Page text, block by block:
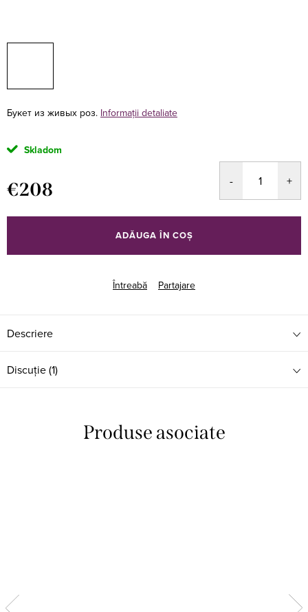
Букет из живых роз. Informaţii detaliate
Skladom
€208
preţ:
ADĂUGA ÎN COŞ
Întreabă Partajare
Descriere
Discuţie (1)
Produse asociate